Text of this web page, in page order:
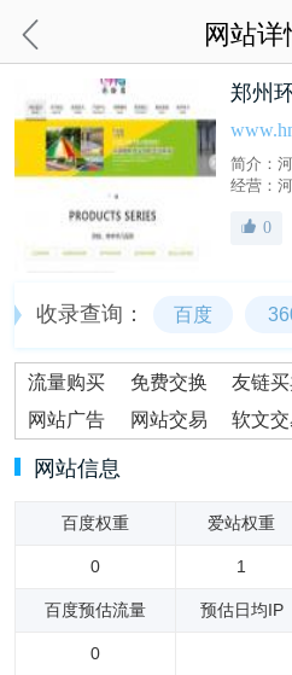
网站详
郑州
简介：
经营：
南类球
0
收录查询： 百度
流量购买 免费交换 友链
网站广告
网站交易 软文
网站信息
百度权重 爱站权重
0 1
百度预估流量 预估日均IP
0